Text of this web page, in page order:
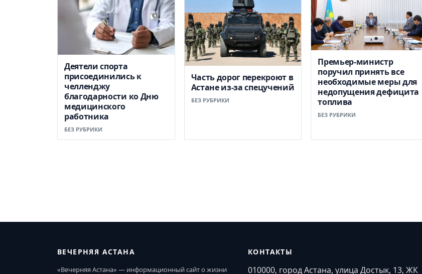
Деятели спорта
присоединились к
челленджу
благодарности ко Дню
медицинского
работника
БЕЗ РУБРИКИ
Часть дорог перекроют в
Астане из-за спецучений
БЕЗ РУБРИКИ
Премьер-министр
поручил принять все
необходимые меры для
недопущения дефицита
топлива
БЕЗ РУБРИКИ
ВЕЧЕРНЯЯ АСТАНА
«Вечерняя Астана» — информационный сайт о жизни
КОНТАКТЫ
010000, город Астана, улица Достык, 13, ЖК